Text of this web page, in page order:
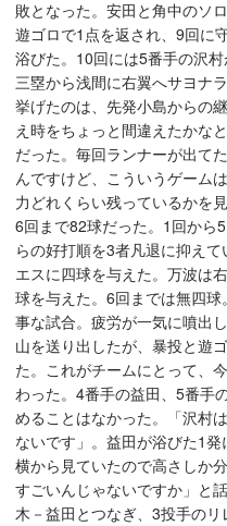
敗となった。安田と角中のソ
遊ゴロで1点を返され、9回に
浴びた。10回には5番手の沢村
三塁から浅間に右翼へサヨナ
挙げたのは、先発小島からの
え時をちょっと間違えたかな
だった。毎回ランナーが出て
んですけど、こういうゲーム
力どれくらい残っているかを
6回まで82球だった。1回から
らの好打順を3者凡退に抑え
エスに四球を与えた。万波は
球を与えた。6回までは無四
事な試合。疲労が一気に噴出
山を送り出したが、暴投と遊
た。これがチームにとって、
わった。4番手の益田、5番手
めることはなかった。「沢村
ないです」。益田が浴びた1発
横から見ていたので高さしか
すごいんじゃないですか」と
木－益田とつなぎ、3投手のリ